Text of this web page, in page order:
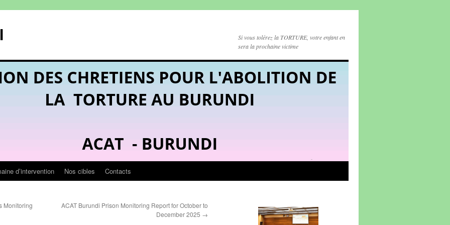
Si vous tolérez la TORTURE, votre enfant en
sera la prochaine victime
d’intervention Nos cibles Contacts
Monitoring
ACAT Burundi Prison Monitoring Report for October to
December 2025 →